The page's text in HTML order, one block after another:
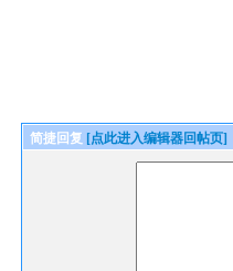
简捷回复 [点此进入编辑器回帖页]